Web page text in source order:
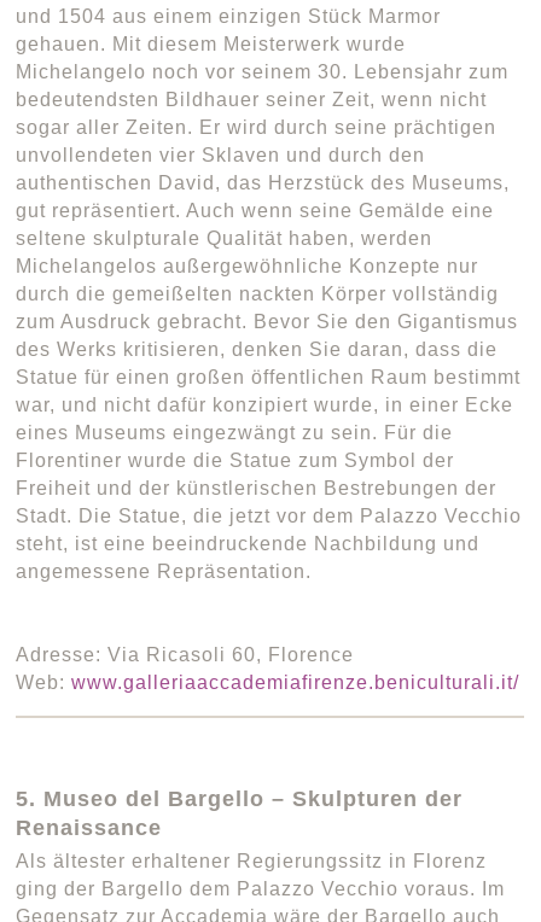
und 1504 aus einem einzigen Stück Marmor
gehauen. Mit diesem Meisterwerk wurde
Michelangelo noch vor seinem 30. Lebensjahr zum
bedeutendsten Bildhauer seiner Zeit, wenn nicht
sogar aller Zeiten. Er wird durch seine prächtigen
unvollendeten vier Sklaven und durch den
authentischen David, das Herzstück des Museums,
gut repräsentiert. Auch wenn seine Gemälde eine
seltene skulpturale Qualität haben, werden
Michelangelos außergewöhnliche Konzepte nur
durch die gemeißelten nackten Körper vollständig
zum Ausdruck gebracht. Bevor Sie den Gigantismus
des Werks kritisieren, denken Sie daran, dass die
Statue für einen großen öffentlichen Raum bestimmt
war, und nicht dafür konzipiert wurde, in einer Ecke
eines Museums eingezwängt zu sein. Für die
Florentiner wurde die Statue zum Symbol der
Freiheit und der künstlerischen Bestrebungen der
Stadt. Die Statue, die jetzt vor dem Palazzo Vecchio
steht, ist eine beeindruckende Nachbildung und
angemessene Repräsentation.
Adresse: Via Ricasoli 60, Florence
Web:www.galleriaaccademiafirenze.beniculturali.it/
5. Museo del Bargello – Skulpturen der
Renaissance
Als ältester erhaltener Regierungssitz in Florenz
ging der Bargello dem Palazzo Vecchio voraus. Im
Gegensatz zur Accademia wäre der Bargello auch